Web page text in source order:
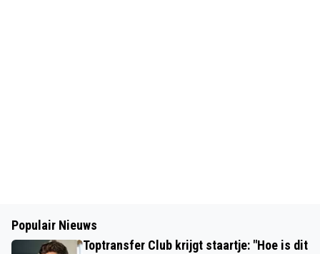
Populair Nieuws
Toptransfer Club krijgt staartje: "Hoe is dit